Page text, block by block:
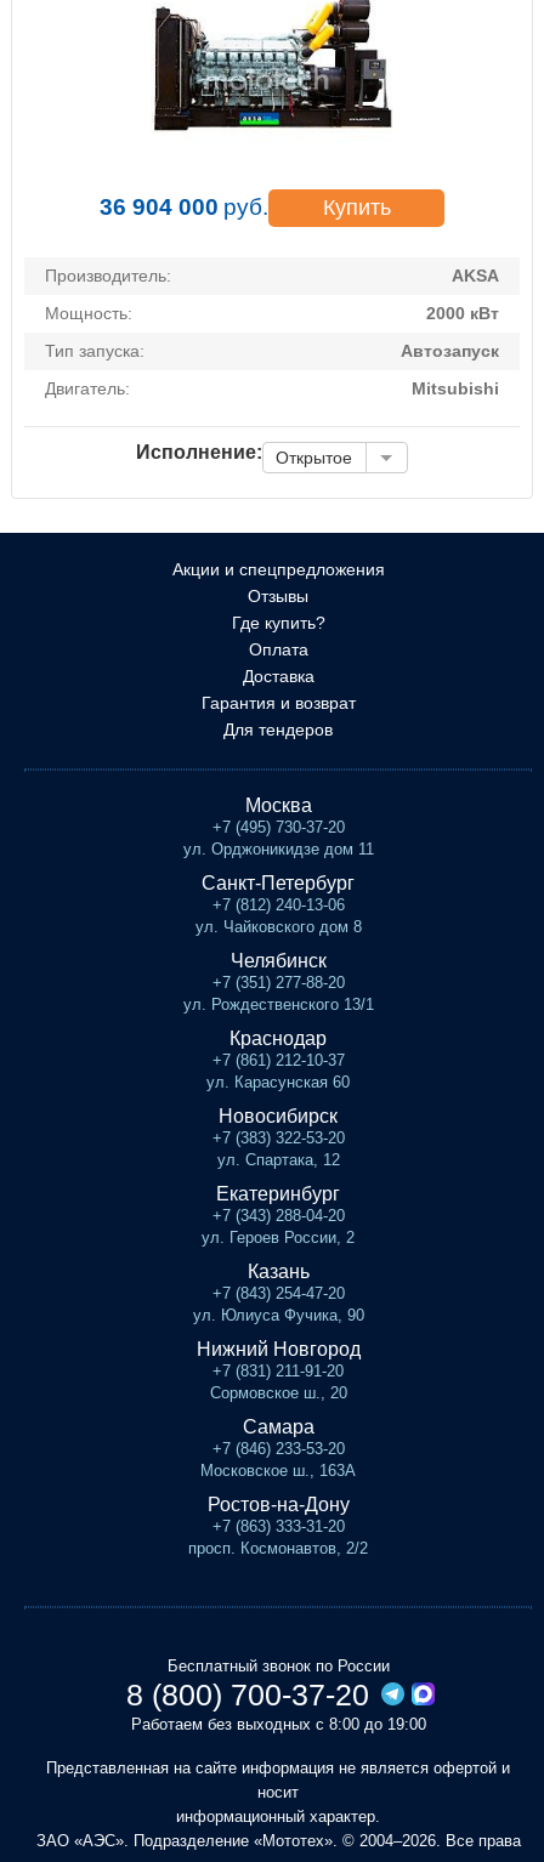
36 904 000 руб. Купить
Производитель:
AKSA
Мощность:
2000 кВт
Тип запуска:
Автозапуск
Двигатель:
Mitsubishi
Исполнение: Открытое
Акции и спецпредложения
Отзывы
Где купить?
Оплата
Доставка
Гарантия и возврат
Для тендеров
Москва
+7 (495) 730-37-20
ул. Орджоникидзе дом 11
Санкт-Петербург
+7 (812) 240-13-06
ул. Чайковского дом 8
Челябинск
+7 (351) 277-88-20
ул. Рождественского 13/1
Краснодар
+7 (861) 212-10-37
ул. Карасунская 60
Новосибирск
+7 (383) 322-53-20
ул. Спартака, 12
Екатеринбург
+7 (343) 288-04-20
ул. Героев России, 2
Казань
+7 (843) 254-47-20
ул. Юлиуса Фучика, 90
Нижний Новгород
+7 (831) 211-91-20
Сормовское ш., 20
Самара
+7 (846) 233-53-20
Московское ш., 163А
Ростов-на-Дону
+7 (863) 333-31-20
просп. Космонавтов, 2/2
Бесплатный звонок по России
8 (800) 700-37-20
Работаем без выходных с 8:00 до 19:00
Представленная на сайте информация не является офертой и
носит
информационный характер.
ЗАО «АЭС». Подразделение «Мототех». © 2004–2026. Все права